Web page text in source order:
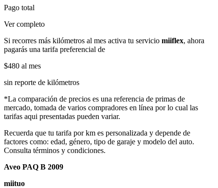
Pago total
Ver completo
Si recorres más kilómetros al mes activa tu servicio miiflex, ahora
pagarás una tarifa preferencial de
$480 al mes
sin reporte de kilómetros
*La comparación de precios es una referencia de primas de
mercado, tomada de varios compradores en línea por lo cual las
tarifas aqui presentadas pueden variar.
Recuerda que tu tarifa por km es personalizada y depende de
factores como: edad, género, tipo de garaje y modelo del auto.
Consulta términos y condiciones.
Aveo PAQ B 2009
miituo